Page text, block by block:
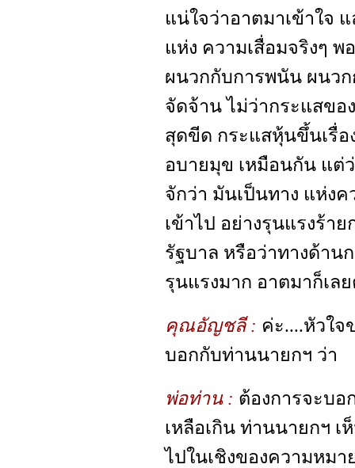
แน่ใจว่าอาตมาเข้าใจ
แห่ง ความเสื่อมจริงๆ
ผนวกกับการพนัน ผนวก
จัดจ้าน ไม่ว่ากระแสข
สุดขีด กระแสหุ้นขึ้นเรื่อ
อบายมุข เหมือนกัน แต่
จักว่า มันเป็นทาง แห่ง
เข้าไป อย่างรุนแรงร้า
รัฐบาล หรือว่าทางด้าน
รุนแรงมาก อาตมาก็เล
คุณอัญชลี : ค่ะ....หัวใจ
บอกกับท่านนายกฯ ว่า
พ่อท่าน : ต้องการจะบ
เหลือเกิน ท่านนายกฯ เ
ไปในเชิงของความหม